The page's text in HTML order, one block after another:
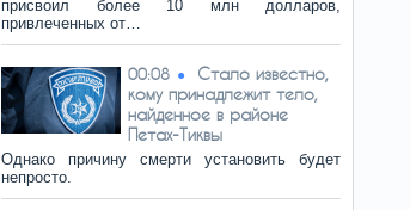
присвоил более 10 млн долларов,
привлеченных от…
00:08
Стало известно,
кому принадлежит тело,
найденное в районе
Петах-Тиквы
Однако причину смерти установить будет
непросто.